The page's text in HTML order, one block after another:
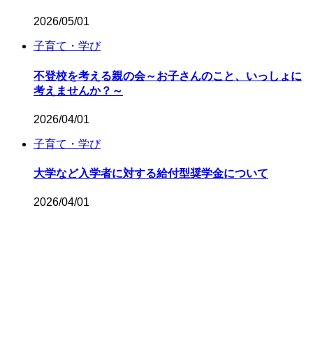
2026/05/01
子育て・学び
不登校を考える親の会～お子さんのこと、いっしょに
考えませんか？～
2026/04/01
子育て・学び
大学など入学者に対する給付型奨学金について
2026/04/01